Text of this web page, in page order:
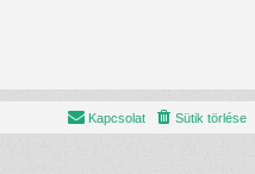
Sütik törlése
Kapcsolat